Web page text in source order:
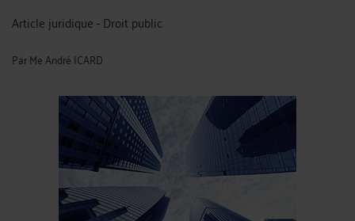
Article juridique - Droit public
ParMe André ICARD